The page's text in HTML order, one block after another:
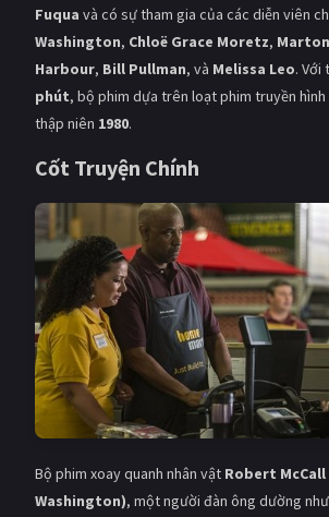
Ấn Độ Việt Nam
Tổng hợp
PHIM BỘ
PHIM LẺ
PHIM CHIẾU RẠP
TUYỂN TẬP PHIM
BLOG
Fuqua và có sự tham gia của các diễn viên
Washington, Chloë Grace Moretz,
Harbour, Bill Pullman, và Melissa Leo. Với
phút, bộ phim dựa trên loạt phim truyền
thập niên 1980.
Cốt Truyện Chính
Bộ phim xoay quanh nhân vật Robert McCall
Washington), một người đàn ông dường